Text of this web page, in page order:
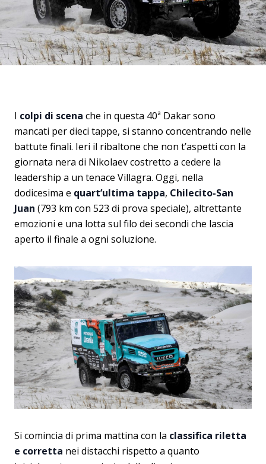
I colpi di scena che in questa 40ª Dakar sono
mancati per dieci tappe, si stanno concentrando nelle
battute finali. Ieri il ribaltone che non t’aspetti con la
giornata nera di Nikolaev costretto a cedere la
leadership a un tenace Villagra. Oggi, nella
dodicesima e quart’ultima tappa, Chilecito-San
Juan (793 km con 523 di prova speciale), altrettante
emozioni e una lotta sul filo dei secondi che lascia
aperto il finale a ogni soluzione.
Si comincia di prima mattina con la classifica riletta
e corretta nei distacchi rispetto a quanto